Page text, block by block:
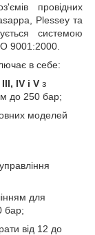
провідних
Plessey та
системою
9001:2000.
в себе:
IV і V з
до 250 бар;
моделей
для
бар;
від 12 до